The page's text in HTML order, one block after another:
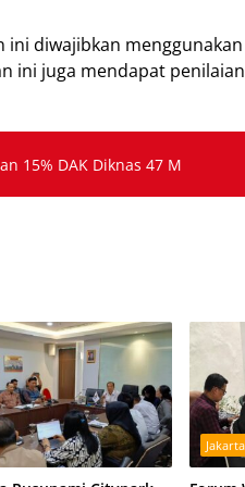
ini diwajibkan
ini juga mendapat
15% DAK Diknas 47 M
Jakarta